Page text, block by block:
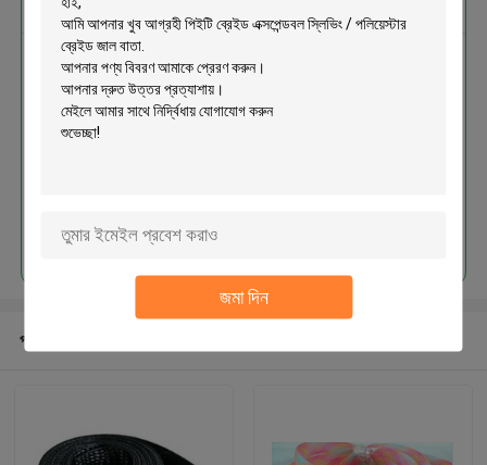
জমা দিন
পিইটি ব্রেইড এক্সপেন্ডবল স্লিভিং / পলিয়েস্টার
ব্রেইড জাল বাতা
চালিয়ে
প্রস্তাবিত পণ্য